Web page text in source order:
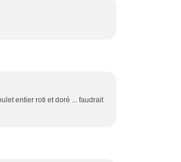
entier roti et doré ... faudrait